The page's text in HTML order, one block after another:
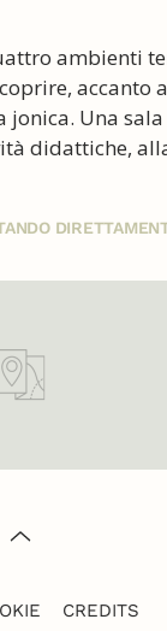
ambienti
accanto
Una sala
didattiche,
CREDITS